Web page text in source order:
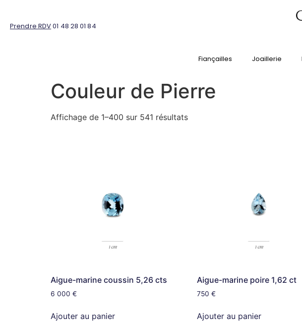
Prendre RDV01 48 28 01 84
Fiançailles Joaillerie
Couleur de Pierre
Affichage de 1–400 sur 541 résultats
Aigue-marine coussin 5,26 cts
6 000 €
Ajouter au panier
Aigue-marine poire 1,62 ct
750 €
Ajouter au panier